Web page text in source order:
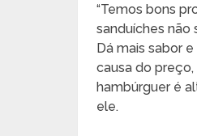
“Temos bons
sanduíches não
Dá mais sabor
causa do preço,
hambúrguer é
ele.